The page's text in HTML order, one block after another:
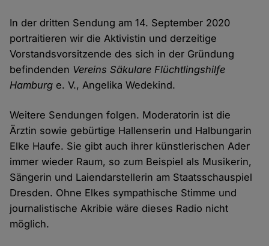
In der dritten Sendung am 14. September 2020
portraitieren wir die Aktivistin und derzeitige
Vorstandsvorsitzende des sich in der Gründung
befindenden Vereins Säkulare Flüchtlingshilfe
Hamburg e. V., Angelika Wedekind.
Weitere Sendungen folgen. Moderatorin ist die
Ärztin sowie gebürtige Hallenserin und Halbungarin
Elke Haufe. Sie gibt auch ihrer künstlerischen Ader
immer wieder Raum, so zum Beispiel als Musikerin,
Sängerin und Laiendarstellerin am Staatsschauspiel
Dresden. Ohne Elkes sympathische Stimme und
journalistische Akribie wäre dieses Radio nicht
möglich.